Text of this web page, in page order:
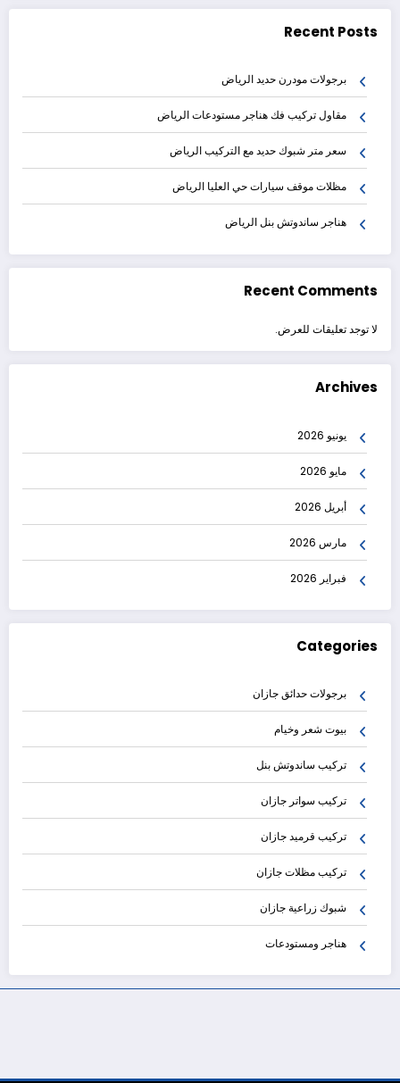
Recent Posts
برجولات مودرن حديد الرياض
مقاول تركيب فك هناجر مستودعات الرياض
سعر متر شبوك حديد مع التركيب الرياض
مظلات موقف سيارات حي العليا الرياض
هناجر ساندوتش بنل الرياض
Recent Comments
لا توجد تعليقات للعرض.
Archives
يونيو 2026
مايو 2026
أبريل 2026
مارس 2026
فبراير 2026
Categories
برجولات حدائق جازان
بيوت شعر وخيام
تركيب ساندوتش بنل
تركيب سواتر جازان
تركيب قرميد جازان
تركيب مظلات جازان
شبوك زراعية جازان
هناجر ومستودعات